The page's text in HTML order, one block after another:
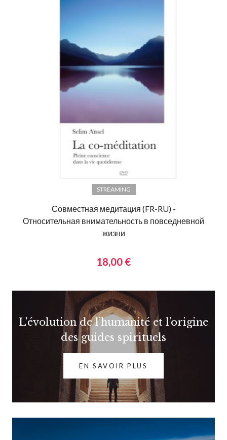
STREAMING
Совместная медитация (FR-RU) -
Относительная внимательность в повседневной
жизни
18,00 €
L'évolution de l’humanité et l’origine
des guides spirituels
EN SAVOIR PLUS